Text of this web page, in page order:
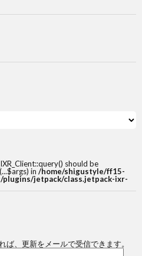
should be
in /home/shigustyle/ff15-
jetpack/class.jetpack-ixr-
ば、更新をメールで受信できます。